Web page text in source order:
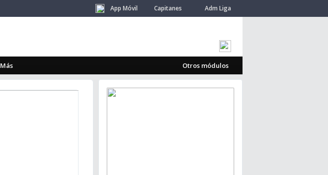
Adm Liga
Capitanes
App Móvil
Más Otros módulos